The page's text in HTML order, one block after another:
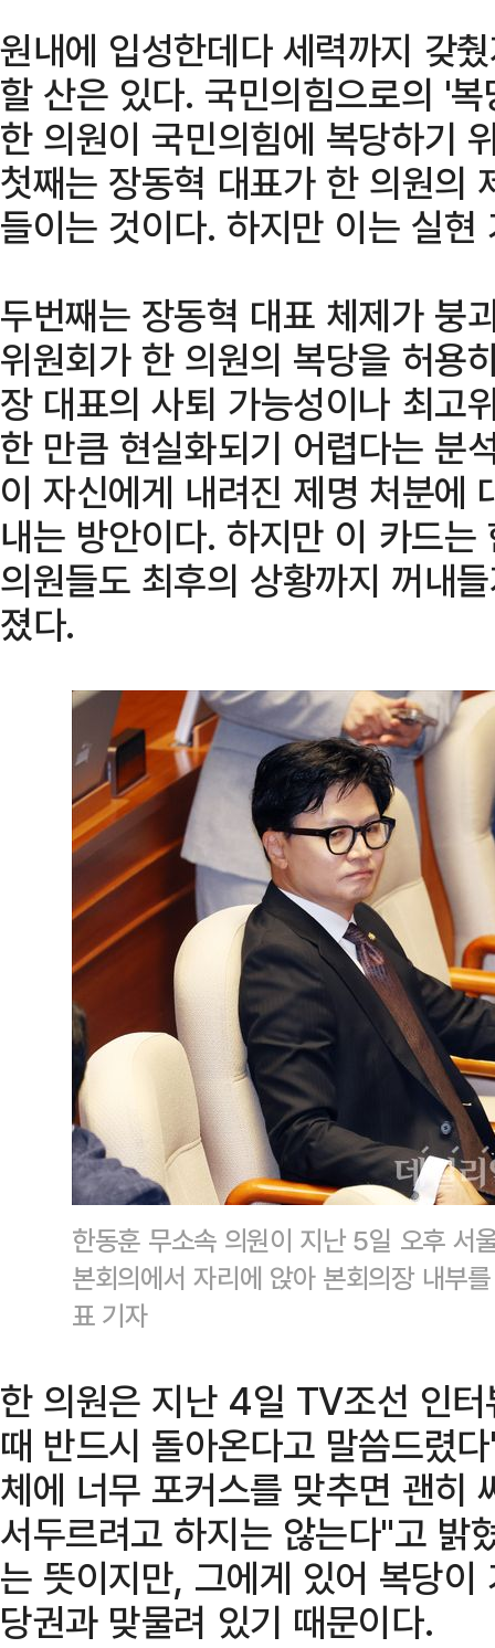
원내에 입성한데다 세력까지 갖
할 산은 있다. 국민의힘으로의 '
한 의원이 국민의힘에 복당하기
첫째는 장동혁 대표가 한 의원의
들이는 것이다. 하지만 이는 실
두번째는 장동혁 대표 체제가 붕
위원회가 한 의원의 복당을 허용
장 대표의 사퇴 가능성이나 최고
한 만큼 현실화되기 어렵다는 분
이 자신에게 내려진 제명 처분에
내는 방안이다. 하지만 이 카드
의원들도 최후의 상황까지 꺼내
졌다.
한동훈 무소속 의원이 지난 5일 오후 서
본회의에서 자리에 앉아 본회의장 내부
표 기자
한 의원은 지난 4일 TV조선 인
때 반드시 돌아온다고 말씀드렸
체에 너무 포커스를 맞추면 괜히
서두르려고 하지는 않는다"고 밝
는 뜻이지만, 그에게 있어 복당
당권과 맞물려 있기 때문이다.